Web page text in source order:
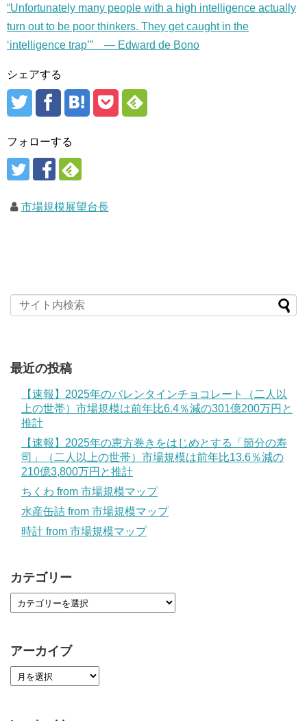
“Unfortunately many people with a high intelligence actually
turn out to be poor thinkers. They get caught in the
‘intelligence trap’” — Edward de Bono
シェアする
フォローする
市場規模展望台長
最近の投稿
【速報】2025年のバレンタインチョコレート（二人以
上の世帯）市場規模は前年比6.4％減の301億200万円と
推計
【速報】2025年の恵方巻きをはじめとする「節分の寿
司」（二人以上の世帯）市場規模は前年比13.6％減の
210億3,800万円と推計
ちくわ from 市場規模マップ
水産缶詰 from 市場規模マップ
時計 from 市場規模マップ
カテゴリー
アーカイブ